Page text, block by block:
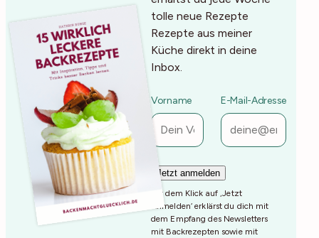
tolle neue Rezepte
Rezepte aus meiner
Küche direkt in deine
Inbox.
Vorname E-Mail-Adresse
Mit dem Klick auf ‚Jetzt
Anmelden‘ erklärst du dich mit
dem Empfang des Newsletters
mit Backrezepten sowie mit